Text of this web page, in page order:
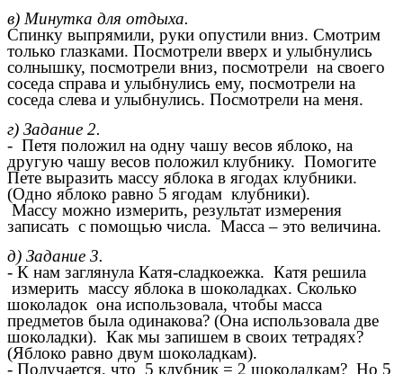
в) Минутка для отдыха.
Спинку выпрямили, руки опустили вниз. Смотрим
только глазками. Посмотрели вверх и улыбнулись
солнышку, посмотрели вниз, посмотрели на своего
соседа справа и улыбнулись ему, посмотрели на
соседа слева и улыбнулись. Посмотрели на меня.
г) Задание 2.
- Петя положил на одну чашу весов яблоко, на
другую чашу весов положил клубнику. Помогите
Пете выразить массу яблока в ягодах клубники.
(Одно яблоко равно 5 ягодам клубники).
Массу можно измерить, результат измерения
записать с помощью числа. Масса – это величина.
д) Задание 3.
- К нам заглянула Катя-сладкоежка. Катя решила
измерить массу яблока в шоколадках. Сколько
шоколадок она использовала, чтобы масса
предметов была одинакова? (Она использовала две
шоколадки). Как мы запишем в своих тетрадях?
(Яблоко равно двум шоколадкам).
- Получается, что 5 клубник = 2 шоколадкам? Но 5